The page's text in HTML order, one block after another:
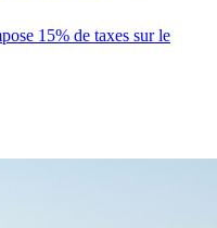
15% de taxes sur le